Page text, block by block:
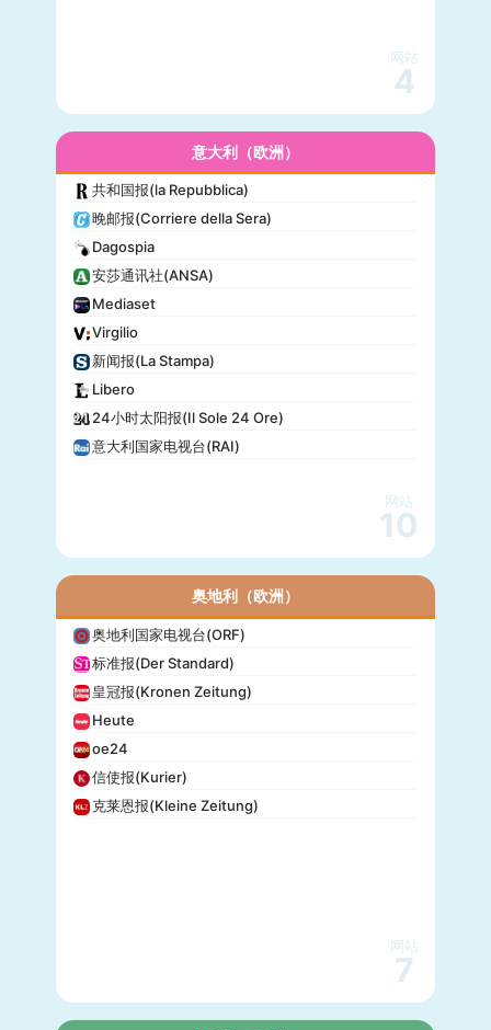
网站
4
意大利（欧洲）
共和国报(la Repubblica)
晚邮报(Corriere della Sera)
Dagospia
安莎通讯社(ANSA)
Mediaset
Virgilio
新闻报(La Stampa)
Libero
24小时太阳报(Il Sole 24 Ore)
意大利国家电视台(RAI)
网站
10
奥地利（欧洲）
奥地利国家电视台(ORF)
标准报(Der Standard)
皇冠报(Kronen Zeitung)
Heute
oe24
信使报(Kurier)
克莱恩报(Kleine Zeitung)
网站
7